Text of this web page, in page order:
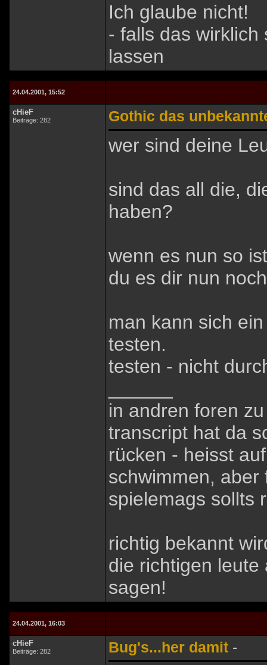
Ich glaube nicht!
- falls das wirklich
lassen
24.04.2001, 15:52
cHieF
Beiträge: 282 Gothic das
wer sind deine
sind das all die,
haben?
wenn es nun so
du es dir nun
man kann sich
testen.
testen - nicht
in andren foren
transcript hat da
rücken - heisst
schwimmen,
spielemags sollts
richtig bekannt
die richtigen
sagen!
24.04.2001, 16:03
cHieF
Beiträge: 282 Bug's...her damit -